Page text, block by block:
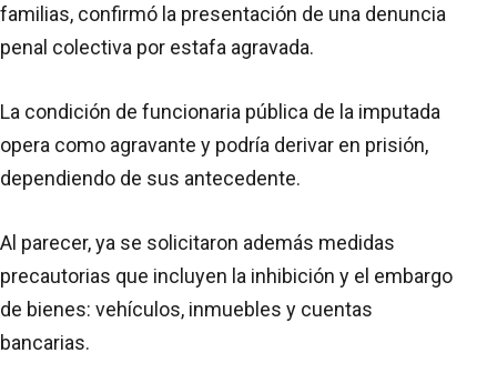
familias, confirmó la presentación de una denuncia
penal colectiva por estafa agravada.
La condición de funcionaria pública de la imputada
opera como agravante y podría derivar en prisión,
dependiendo de sus antecedente.
Al parecer, ya se solicitaron además medidas
precautorias que incluyen la inhibición y el embargo
de bienes: vehículos, inmuebles y cuentas
bancarias.